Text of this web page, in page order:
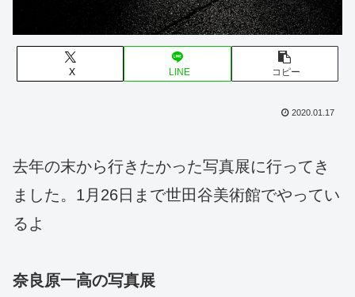
X LINE コピー
2020.01.17
去年の末から行きたかった写真展に行ってき
ました。1月26日まで世田谷美術館でやってい
るよ
奈良原一高の写真展